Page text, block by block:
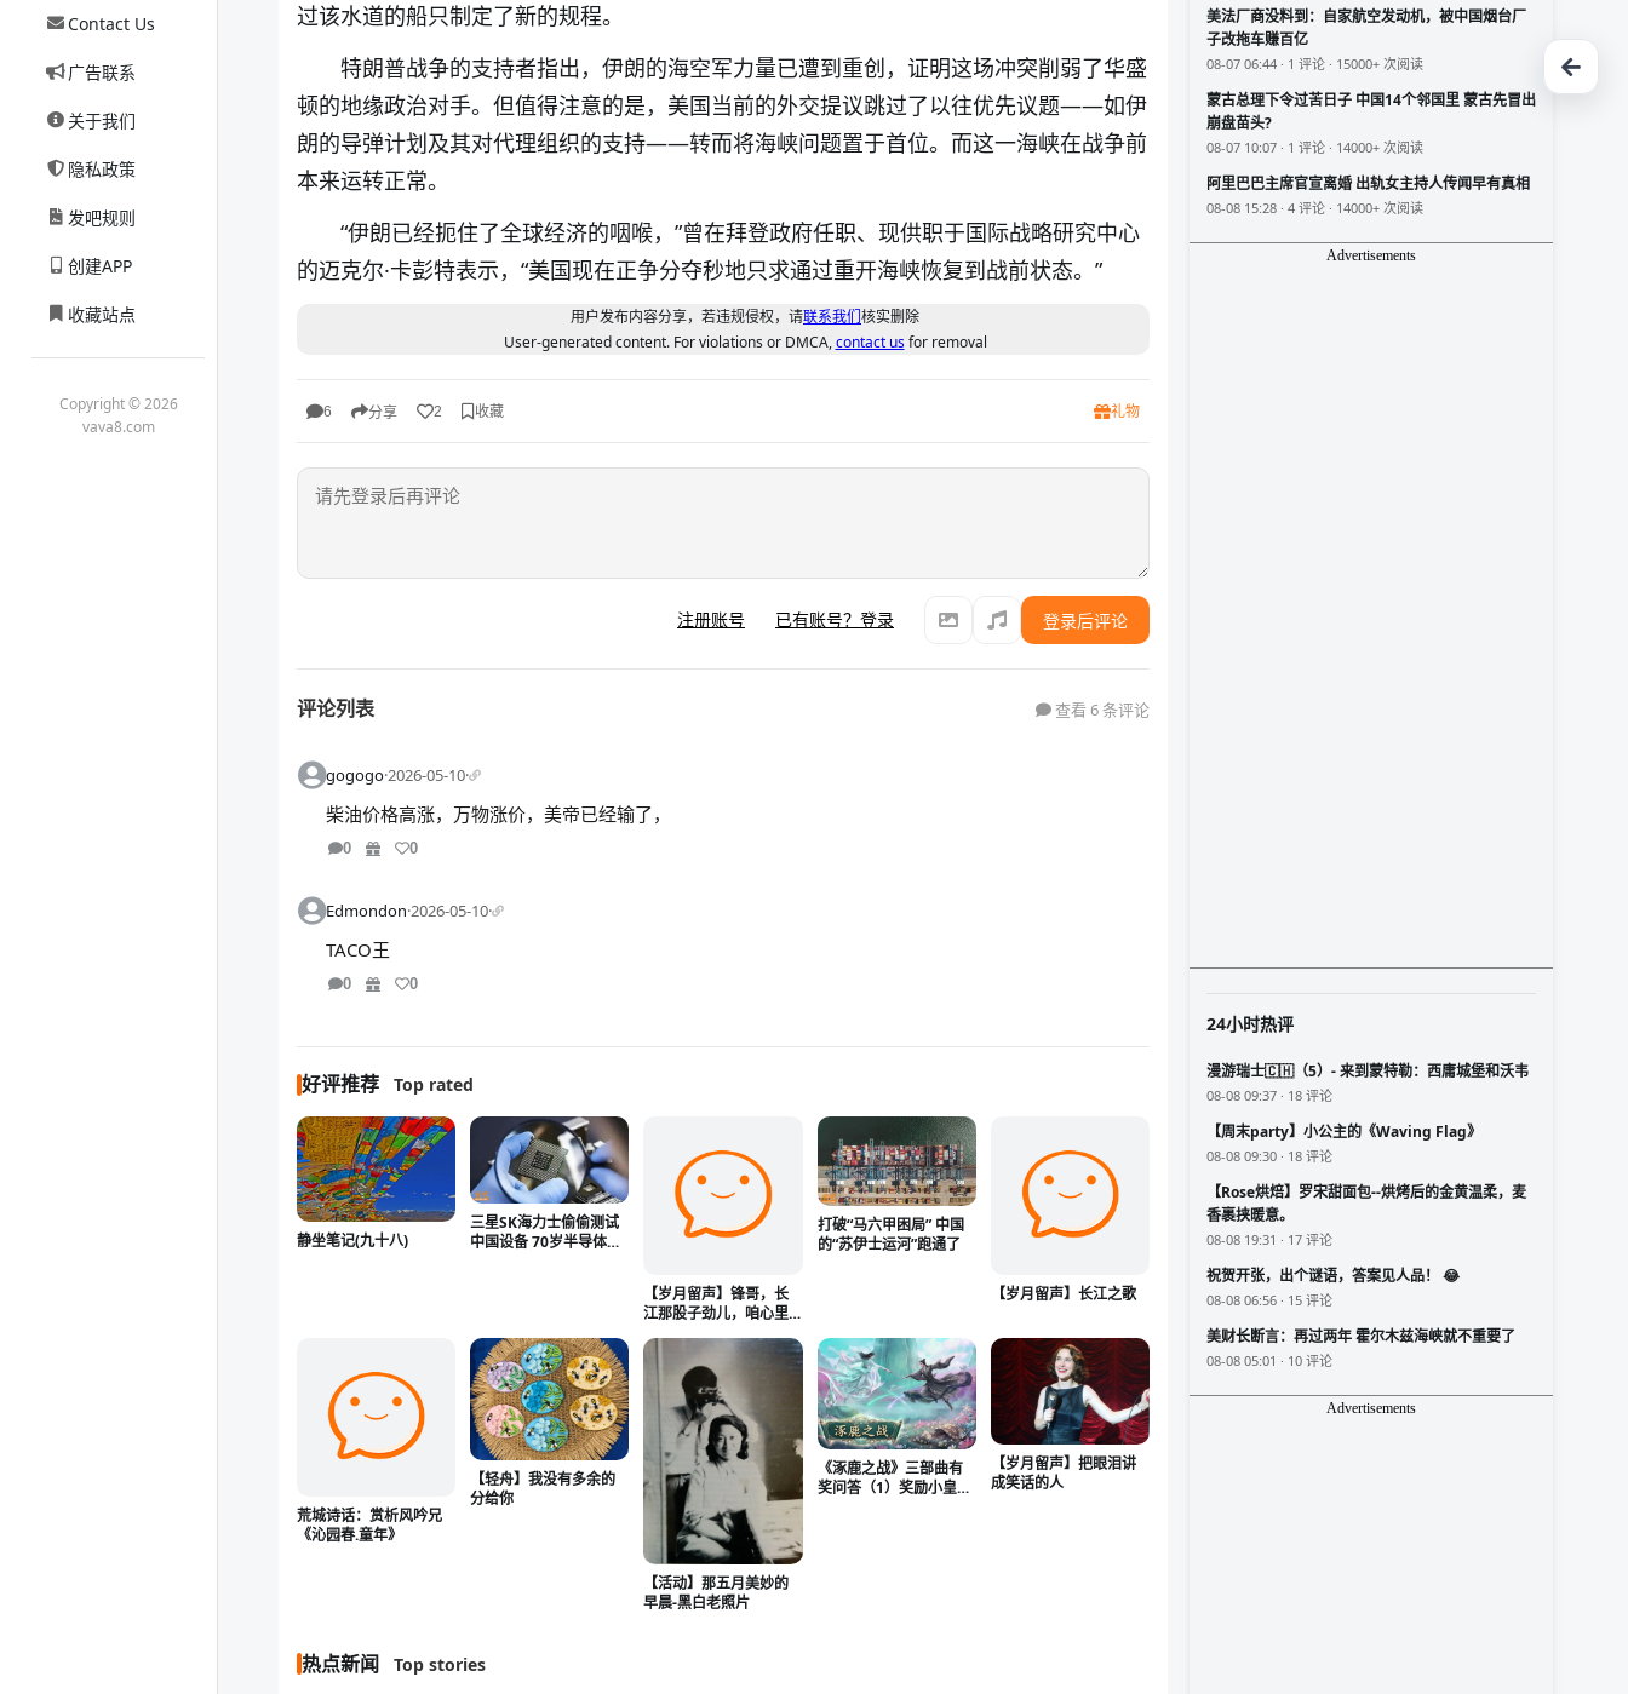
Contact Us
广告联系
关于我们
隐私政策
发吧规则
创建APP
收藏站点
Copyright © 2026
vava8.com
过该水道的船只制定了新的规程。
特朗普战争的支持者指出，伊朗的海空军力量已遭到重创，证明这场冲突削弱了华盛
顿的地缘政治对手。但值得注意的是，美国当前的外交提议跳过了以往优先议题——如伊
朗的导弹计划及其对代理组织的支持——转而将海峡问题置于首位。而这一海峡在战争前
本来运转正常。
“伊朗已经扼住了全球经济的咽喉，”曾在拜登政府任职、现供职于国际战略研究中心
的迈克尔·卡彭特表示，“美国现在正争分夺秒地只求通过重开海峡恢复到战前状态。”
用户发布内容分享，若违规侵权，请联系我们核实删除
User-generated content. For violations or DMCA,contact usfor removal
6 分享 2 收藏 礼物
注册账号 已有账号？登录 登录后评论
评论列表 查看 6 条评论
gogogo·2026-05-10·
柴油价格高涨，万物涨价，美帝已经输了，
0 0
Edmondon·2026-05-10·
TACO王
0 0
好评推荐 Top rated
静坐笔记(九十八)
三星SK海力士偷偷测试
中国设备 70岁半导体大
【岁月留声】锋哥，长
江那股子劲儿，咱心里
打破“马六甲困局” 中国
的“苏伊士运河”跑通了
【岁月留声】长江之歌
荒城诗话：赏析风吟兄
《沁园春.童年》
【轻舟】我没有多余的
分给你
【活动】那五月美妙的
早晨-黑白老照片
《涿鹿之战》三部曲有
奖问答（1）奖励小皇冠
【岁月留声】把眼泪讲
成笑话的人
热点新闻 Top stories
美法厂商没料到：自家航空发动机，被中国烟台厂
子改拖车赚百亿
08-07 06:44 · 1 评论 · 15000+ 次阅读
蒙古总理下令过苦日子 中国14个邻国里 蒙古先冒出
崩盘苗头?
08-07 10:07 · 1 评论 · 14000+ 次阅读
阿里巴巴主席官宣离婚 出轨女主持人传闻早有真相
08-08 15:28 · 4 评论 · 14000+ 次阅读
Advertisements
24小时热评
漫游瑞士🇨🇭（5）- 来到蒙特勒：西庸城堡和沃韦
08-08 09:37 · 18 评论
【周末party】小公主的《Waving Flag》
08-08 09:30 · 18 评论
【Rose烘焙】罗宋甜面包--烘烤后的金黄温柔，麦
香裹挟暖意。
08-08 19:31 · 17 评论
祝贺开张，出个谜语，答案见人品！ 😂
08-08 06:56 · 15 评论
美财长断言：再过两年 霍尔木兹海峡就不重要了
08-08 05:01 · 10 评论
Advertisements